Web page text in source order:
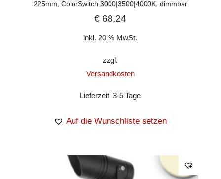
225mm, ColorSwitch 3000|3500|4000K, dimmbar
€ 68,24
inkl. 20 % MwSt.
zzgl.
Versandkosten
Lieferzeit:3-5 Tage
Auf die Wunschliste setzen